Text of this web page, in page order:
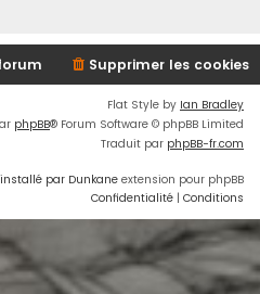
Supprimer les cookies
Flat Style by Ian Bradley
phpBB® Forum Software © phpBB Limited
Traduit par phpBB-fr.com
par Dunkane extension pour phpBB
Confidentialité | Conditions